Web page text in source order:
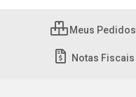
Meus Pedidos
Notas Fiscais